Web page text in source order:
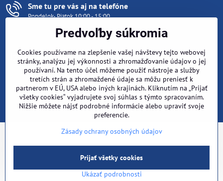
Sme tu pre vás aj na telefóne
Pondelok- Piatok 10:00 - 15:00
hokejsk.sk@gmail.com, ozveme sa hneď ako sa vrátime z ľadu .
Užitočné odkazy
©2026Copyright
Predvoľby súkromia Zásady ochrany osobných údajovStav objednávky
Vytvorené pomocou:BiznisWeb.sk
Predvoľby súkromia
Cookies používame na zlepšenie vašej návštevy tejto webovej
stránky, analýzu jej výkonnosti a zhromažďovanie údajov o jej
používaní. Na tento účel môžeme použiť nástroje a služby
tretích strán a zhromaždené údaje sa môžu preniesť k
partnerom v EÚ, USA alebo iných krajinách. Kliknutím na „Prijať
všetky cookies“ vyjadrujete svoj súhlas s týmto spracovaním.
Nižšie môžete nájsť podrobné informácie alebo upraviť svoje
preferencie.
Zásady ochrany osobných údajov
Ukázať podrobnosti
Prijať všetky cookies